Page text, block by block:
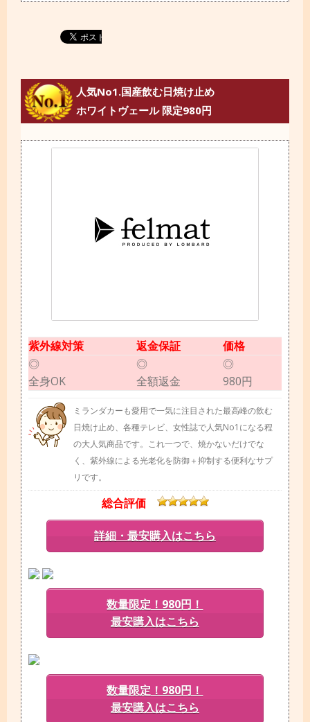
人気No1.国産飲む日焼け止め
ホワイトヴェール 限定980円
紫外線対策 返金保証
価格
◎
全身OK
◎
全額返金
◎
980円
ミランダカーも愛用で一気に注目された最高峰の飲む
日焼け止め、各種テレビ、女性誌で人気No1になる程
の大人気商品です。これ一つで、焼かないだけでな
く、紫外線による光老化を防御＋抑制する便利なサプ
リです。
総合評価
詳細・最安購入はこちら
数量限定！980円！
最安購入はこちら
数量限定！980円！
最安購入はこちら